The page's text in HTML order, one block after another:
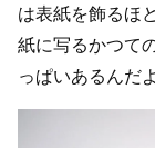
は表紙を飾るほ
紙に写るかつて
っぱいあるんだ